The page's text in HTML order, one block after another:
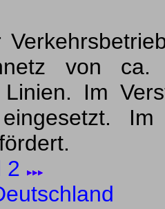
von ca.
Im
eingesetzt.
2